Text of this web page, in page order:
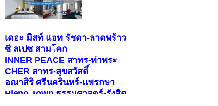
เดอะ มิสท์ แอท รัชดา-ลาดพร้าว
ซี สเปซ สามโคก
INNER PEACE สาทร-ท่าพระ
CHER สาทร-สุขสวัสดิ์
อณาสิริ ศรีนครินทร์-แพรกษา
Pleno Town ธรรมศาสตร์-รังสิต